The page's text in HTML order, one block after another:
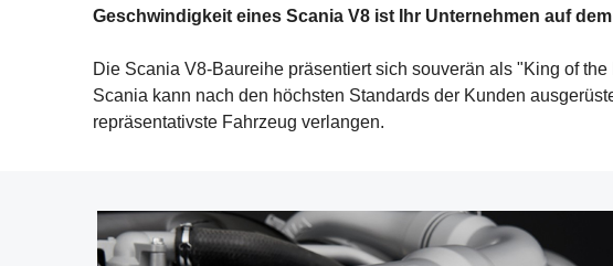
Geschwindigkeit eines Scania V8 ist Ihr Unternehmen auf
Die Scania V8-Baureihe präsentiert sich souverän als "King of
Scania kann nach den höchsten Standards der Kunden
repräsentativste Fahrzeug verlangen.